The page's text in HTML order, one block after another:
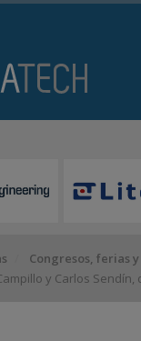
Congresos, ferias
y Carlos